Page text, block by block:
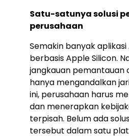
Satu-satunya solusi
perusahaan
Semakin banyak
berbasis Apple Silicon.
jangkauan pemantauan
hanya mengandalkan
ini, perusahaan harus
dan menerapkan
terpisah. Belum ada
tersebut dalam satu